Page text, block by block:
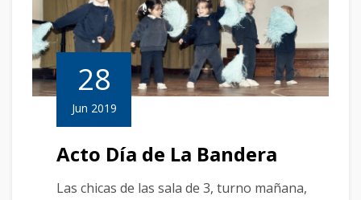
28
Jun 2019
Acto Día de La Bandera
Las chicas de las sala de 3, turno mañana,